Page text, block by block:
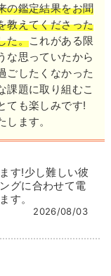
感に、あなたの
。
ひ打ち明けてい
の鑑定結果をお聞
教えてくださった
た。これがある限
な思っていたから
ごしたくなかった
課題に取り組むこ
ても楽しみです!
ます。
す!少し難しい彼
グに合わせて電
す。
2026/08/03